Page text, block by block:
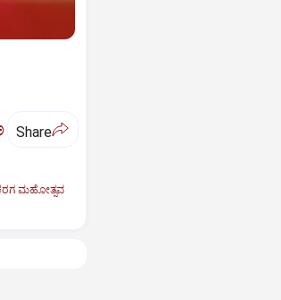
Share
ಮಹೋತ್ಸವ